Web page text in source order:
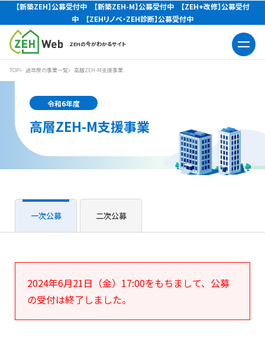
【新築ZEH】公募受付中 【新築ZEH-M】公募受付中 【ZEH+改修】公募受付
中 【ZEHリノベ・ZEH診断】公募受付中
ZEHの今がわかるサイト
TOP 過年度の事業一覧 高層ZEH-M支援事業
令和6年度
高層ZEH-M支援事業
一次公募 二次公募
2024年6月21日（金）17:00をもちまして、公募
の受付は終了しました。